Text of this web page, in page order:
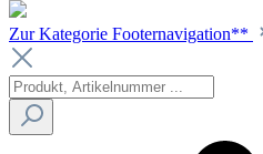
Zur Kategorie Footernavigation**